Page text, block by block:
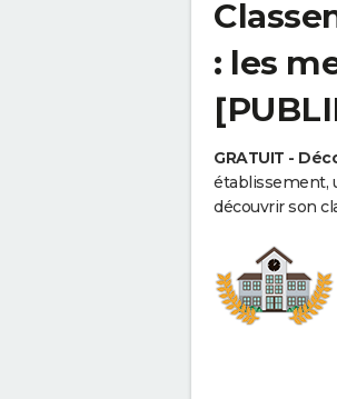
: les
GRATUIT -
établissement,
découvrir son